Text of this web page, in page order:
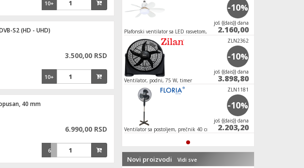
10+
S2 (HD - UHD)
3.500,00 RSD
10+
40 mm
6.990,00 RSD
6
Plafonski ventilator sa LED rasvetom, E27, 15W
-10%
јoš {{dais}} dana
2.160,00
Ventilator, podni, 75 W, timer
ZLN2362
-10%
јoš {{dais}} dana
3.898,80
Ventilator sa postoljem, prečnik 40 cm, 40 W,
ZLN1181
-10%
јoš {{dais}} dana
2.203,20
Novi proizvodi Vidi sve